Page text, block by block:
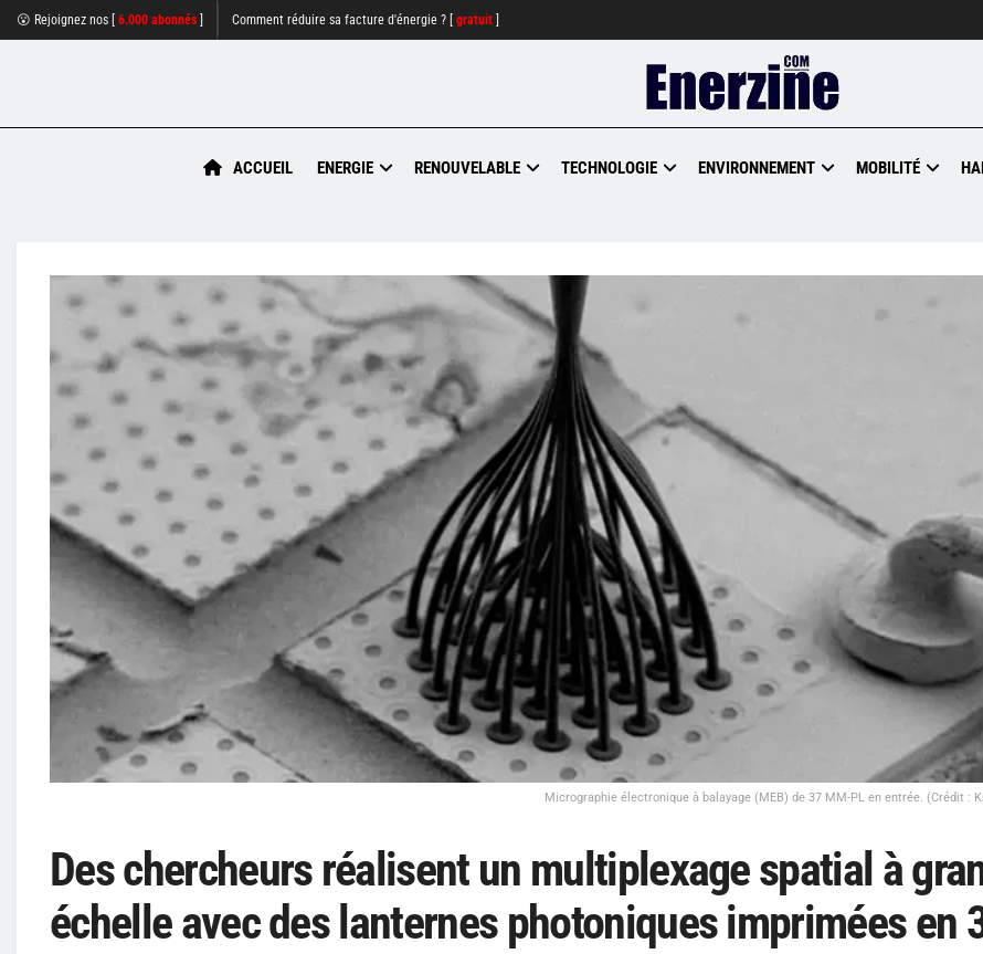
😮 Rejoignez nos [ 6.000 abonnés Comment réduire sa facture d'énergie ? [ gratuit
ACCUEIL ENERGIE RENOUVELABLE TECHNOLOGIE ENVIRONNEMENT MOBILITÉ
Micrographie électronique à balayage (MEB) de 37 MM-PL en entrée. (Crédit :
Des chercheurs réalisent un multiplexage spatial à
échelle avec des lanternes photoniques imprimées en